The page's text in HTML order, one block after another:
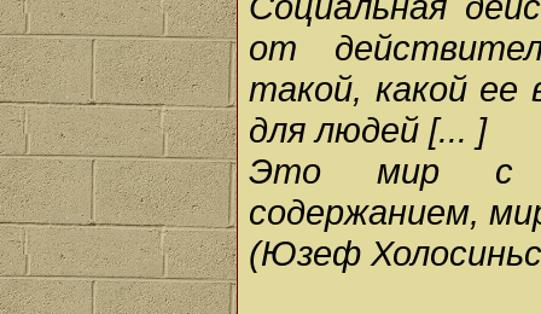
от
такой, какой
для людей [... ]
Это мир с
содержанием,
(Юзеф